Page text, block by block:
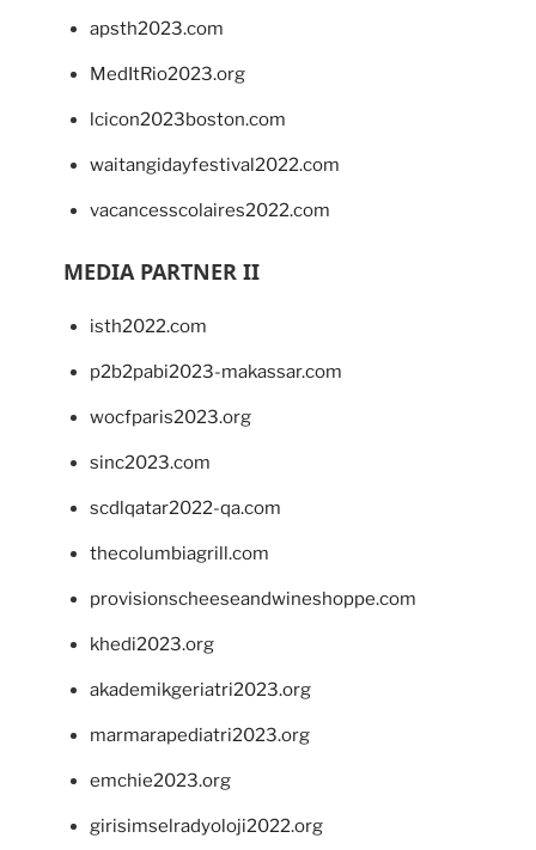
apsth2023.com
MedItRio2023.org
lcicon2023boston.com
waitangidayfestival2022.com
vacancesscolaires2022.com
MEDIA PARTNER II
isth2022.com
p2b2pabi2023-makassar.com
wocfparis2023.org
sinc2023.com
scdlqatar2022-qa.com
thecolumbiagrill.com
provisionscheeseandwineshoppe.com
khedi2023.org
akademikgeriatri2023.org
marmarapediatri2023.org
emchie2023.org
girisimselradyoloji2022.org